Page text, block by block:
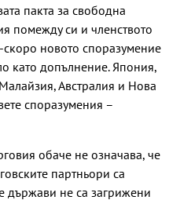
пакта за свободна
помежду си и членството
новото споразумение
като допълнение. Япония,
Австралия и Нова
споразумения –
обаче не означава, че
партньори са
държави не са загрижени